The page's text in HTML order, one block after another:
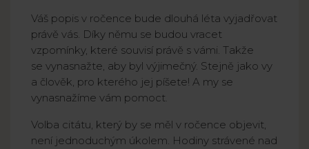
Váš popis v ročence bude dlouhá léta vyjadřovat
právě vás. Díky němu se budou vracet
vzpomínky, které souvisí právě s vámi. Takže
se vynasnažte, aby byl výjimečný. Stejně jako vy
a člověk, pro kterého jej píšete! A my se
vynasnažíme vám pomoct.
Volba citátu, který by se měl v ročence objevit,
není jednoduchým úkolem. Hodiny strávené nad